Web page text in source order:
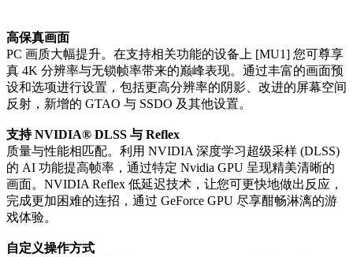
高保真画面
PC 画质大幅提升。在支持相关功能的设备上 [MU1] 您可尊享
真 4K 分辨率与无锁帧率带来的巅峰表现。通过丰富的画面预
设和选项进行设置，包括更高分辨率的阴影、改进的屏幕空间
反射，新增的 GTAO 与 SSDO 及其他设置。
支持 NVIDIA® DLSS 与 Reflex
质量与性能相匹配。利用 NVIDIA 深度学习超级采样 (DLSS)
的 AI 功能提高帧率，通过特定 Nvidia GPU 呈现精美清晰的
画面。NVIDIA Reflex 低延迟技术，让您可更快地做出反应，
完成更加困难的连招，通过 GeForce GPU 尽享酣畅淋漓的游
戏体验。
自定义操作方式